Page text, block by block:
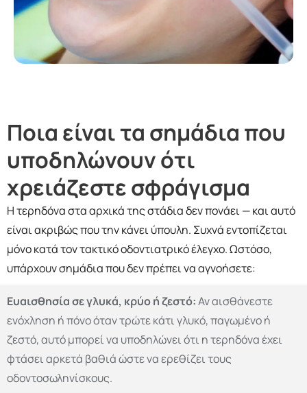
Ποια είναι τα σημάδια που
υποδηλώνουν ότι
χρειάζεστε σφράγισμα
Η τερηδόνα στα αρχικά της στάδια δεν πονάει — και αυτό
είναι ακριβώς που την κάνει ύπουλη. Συχνά εντοπίζεται
μόνο κατά τον τακτικό οδοντιατρικό έλεγχο. Ωστόσο,
υπάρχουν σημάδια που δεν πρέπει να αγνοήσετε:
Ευαισθησία σε γλυκά, κρύο ή ζεστό:Αν αισθάνεστε
ενόχληση ή πόνο όταν τρώτε κάτι γλυκό, παγωμένο ή
ζεστό, αυτό μπορεί να υποδηλώνει ότι η τερηδόνα έχει
φτάσει αρκετά βαθιά ώστε να ερεθίζει τους
οδοντοσωληνίσκους.